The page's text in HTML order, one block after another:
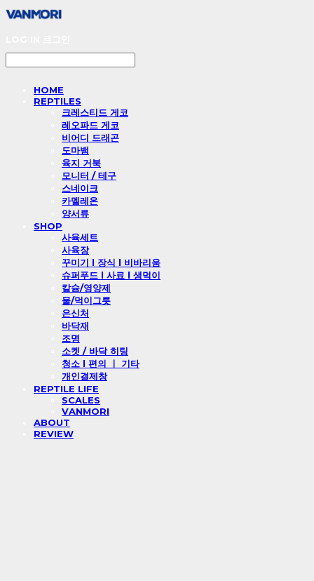
HOME
REPTILES
크레스티드 게코
레오파드 게코
비어디 드래곤
도마뱀
육지 거북
모니터 / 테구
스네이크
카멜레온
양서류
SHOP
사육세트
사육장
꾸미기 l 장식 l 비바리움
슈퍼푸드 l 사료 l 생먹이
칼슘/영양제
물/먹이그릇
은신처
바닥재
조명
소켓 / 바닥 히팅
청소 l 편의 ㅣ 기타
개인결제창
REPTILE LIFE
SCALES
VANMORI
ABOUT
REVIEW